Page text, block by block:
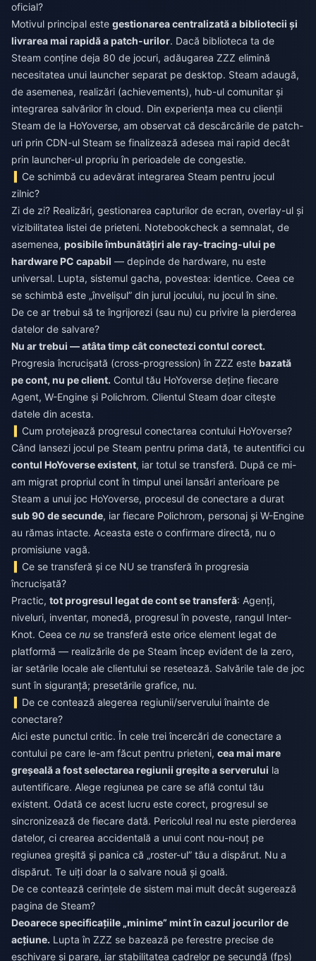
oficial?
Motivul principal este gestionarea centralizată a bibliotecii și
livrarea mai rapidă a patch-urilor. Dacă biblioteca ta de
Steam conține deja 80 de jocuri, adăugarea ZZZ elimină
necesitatea unui launcher separat pe desktop. Steam adaugă,
de asemenea, realizări (achievements), hub-ul comunitar și
integrarea salvărilor în cloud. Din experiența mea cu clienții
Steam de la HoYoverse, am observat că descărcările de patch-
uri prin CDN-ul Steam se finalizează adesea mai rapid decât
prin launcher-ul propriu în perioadele de congestie.
Ce schimbă cu adevărat integrarea Steam pentru jocul
zilnic?
Zi de zi? Realizări, gestionarea capturilor de ecran, overlay-ul și
vizibilitatea listei de prieteni. Notebookcheck a semnalat, de
asemenea, posibile îmbunătățiri ale ray-tracing-ului pe
hardware PC capabil — depinde de hardware, nu este
universal. Lupta, sistemul gacha, povestea: identice. Ceea ce
se schimbă este „învelișul” din jurul jocului, nu jocul în sine.
De ce ar trebui să te îngrijorezi (sau nu) cu privire la pierderea
datelor de salvare?
Nu ar trebui — atâta timp cât conectezi contul corect.
Progresia încrucișată (cross-progression) în ZZZ este bazată
pe cont, nu pe client. Contul tău HoYoverse deține fiecare
Agent, W-Engine și Polichrom. Clientul Steam doar citește
datele din acesta.
Cum protejează progresul conectarea contului HoYoverse?
Când lansezi jocul pe Steam pentru prima dată, te autentifici cu
contul HoYoverse existent, iar totul se transferă. După ce mi-
am migrat propriul cont în timpul unei lansări anterioare pe
Steam a unui joc HoYoverse, procesul de conectare a durat
sub 90 de secunde, iar fiecare Polichrom, personaj și W-Engine
au rămas intacte. Aceasta este o confirmare directă, nu o
promisiune vagă.
Ce se transferă și ce NU se transferă în progresia
încrucișată?
Practic, tot progresul legat de cont se transferă: Agenți,
niveluri, inventar, monedă, progresul în poveste, rangul Inter-
Knot. Ceea ce nu se transferă este orice element legat de
platformă — realizările de pe Steam încep evident de la zero,
iar setările locale ale clientului se resetează. Salvările tale de joc
sunt în siguranță; presetările grafice, nu.
De ce contează alegerea regiunii/serverului înainte de
conectare?
Aici este punctul critic. În cele trei încercări de conectare a
contului pe care le-am făcut pentru prieteni, cea mai mare
greșeală a fost selectarea regiunii greșite a serverului la
autentificare. Alege regiunea pe care se află contul tău
existent. Odată ce acest lucru este corect, progresul se
sincronizează de fiecare dată. Pericolul real nu este pierderea
datelor, ci crearea accidentală a unui cont nou-nouț pe
regiunea greșită și panica că „roster-ul” tău a dispărut. Nu a
dispărut. Te uiți doar la o salvare nouă și goală.
De ce contează cerințele de sistem mai mult decât sugerează
pagina de Steam?
Deoarece specificațiile „minime” mint în cazul jocurilor de
acțiune. Lupta în ZZZ se bazează pe ferestre precise de
eschivare și parare, iar stabilitatea cadrelor pe secundă (fps)